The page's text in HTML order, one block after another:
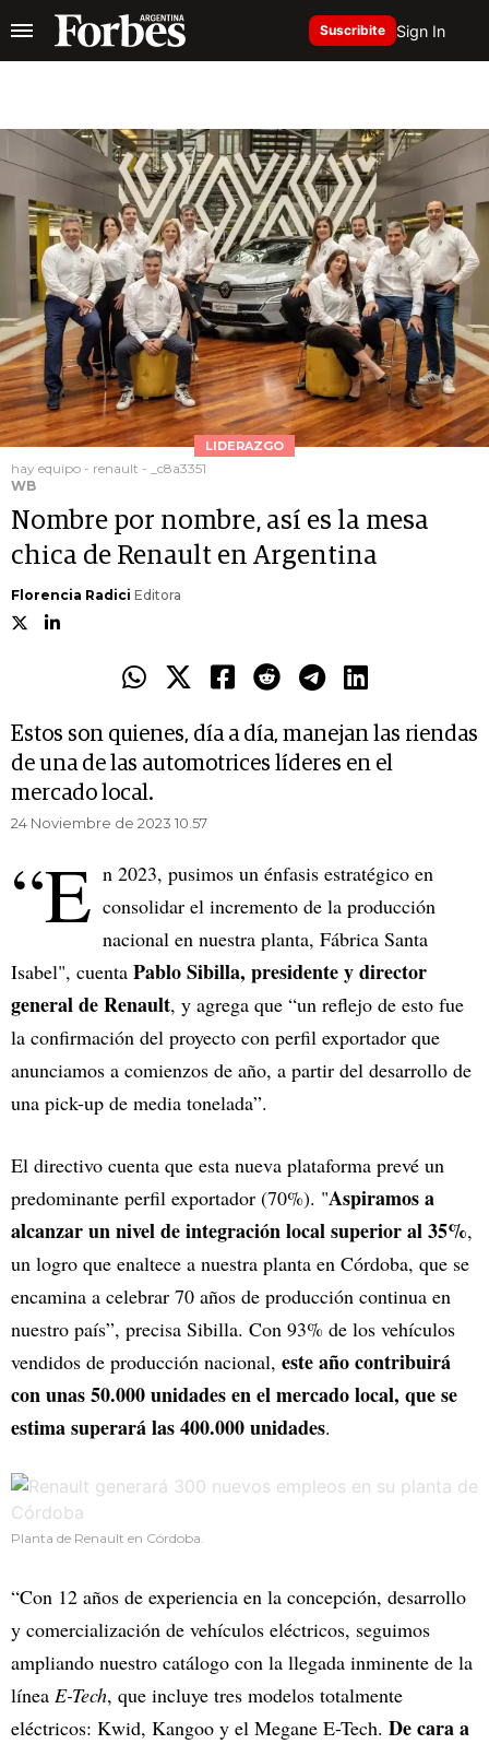
Suscribite Sign In
LIDERAZGO
hay equipo - renault - _c8a3351
WB
Nombre por nombre, así es la mesa
chica de Renault en Argentina
Florencia Radici Editora
Estos son quienes, día a día, manejan las riendas
de una de las automotrices líderes en el
mercado local.
24 Noviembre de 2023 10.57
“E n 2023, pusimos un énfasis estratégico en
consolidar el incremento de la producción
nacional en nuestra planta, Fábrica Santa
Isabel", cuenta Pablo Sibilla, presidente y director
general de Renault, y agrega que “un reflejo de esto fue
la confirmación del proyecto con perfil exportador que
anunciamos a comienzos de año, a partir del desarrollo de
una pick-up de media tonelada”.
El directivo cuenta que esta nueva plataforma prevé un
predominante perfil exportador (70%). "Aspiramos a
alcanzar un nivel de integración local superior al 35%,
un logro que enaltece a nuestra planta en Córdoba, que se
encamina a celebrar 70 años de producción continua en
nuestro país”, precisa Sibilla. Con 93% de los vehículos
vendidos de producción nacional, este año contribuirá
con unas 50.000 unidades en el mercado local, que se
estima superará las 400.000 unidades.
Planta de Renault en Córdoba.
“Con 12 años de experiencia en la concepción, desarrollo
y comercialización de vehículos eléctricos, seguimos
ampliando nuestro catálogo con la llegada inminente de la
línea E-Tech, que incluye tres modelos totalmente
eléctricos: Kwid, Kangoo y el Megane E-Tech. De cara a